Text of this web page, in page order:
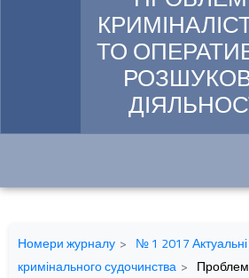
ТО
Номери журналу
№ 1 2017
кримінального судочинства